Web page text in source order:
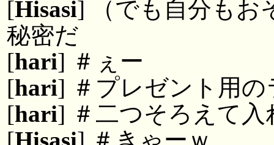
[Hisasi] （でも自分もお
秘密だ
[hari] ＃ぇー
[hari] ＃プレゼント用
[hari] ＃二つそろえて
[Hisasi] ＃きゃーｗ